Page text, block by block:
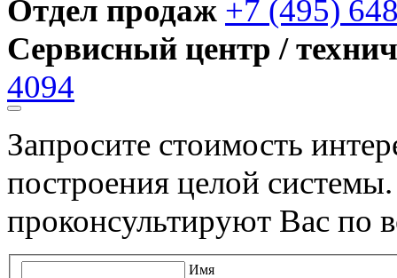
Отдел продаж +7 (495)
Сервисный центр /
4094
Запросите стоимость
построения целой
проконсультируют Вас по
Имя